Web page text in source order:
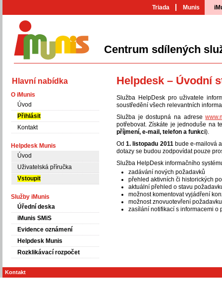
Triada Munis
Centrum sdílených
Helpdesk – Úvodní
Služba HelpDesk pro uživatele
soustředění všech relevantních
Služba je dostupná na adrese
potřebovat. Získáte je jednoduše na
příjmení, e-mail, telefon a funkci).
Od1. listopadu 2011bude e-mailová
dotazy se budou zodpovídat pouze
Služba HelpDesk informačního
zadávání nových požadavků
přehled aktivních či historických
aktuální přehled o stavu
možnost komentovat vyjádření
možnost znovuotevření
zasílání notifikací s informacemi o
Hlavní nabídka
O iMunis
Úvod
Přihlásit
Kontakt
Helpdesk Munis
Úvod
Uživatelská příručka
Vstoupit
Služby iMunis
Úřední deska
iMunis SMiS
Evidence oznámení
Helpdesk Munis
Rozklikávací rozpočet
Kontakt